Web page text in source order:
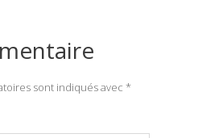
sont indiqués avec *